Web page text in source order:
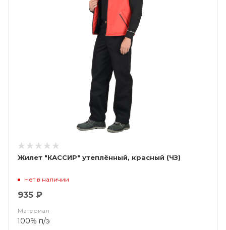
Жилет "КАССИР" утеплённый, красный (ЧЗ)
Нет в наличии
935 ₽
Материал
100% п/э